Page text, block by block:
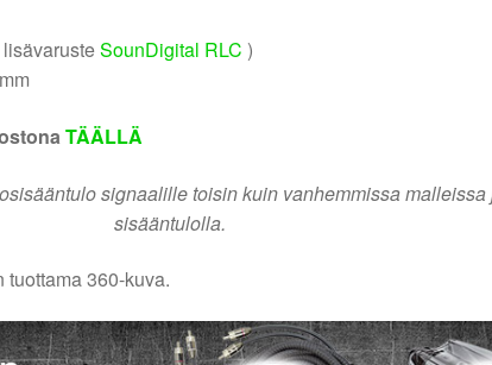
lisävarusteSounDigital RLC )
TÄÄLLÄ
signaalille toisin kuin vanhemmissa malleissa
sisääntulolla.
tuottama 360-kuva.